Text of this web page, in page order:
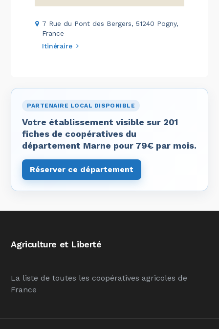
7 Rue du Pont des Bergers, 51240 Pogny,
France
Itinéraire
PARTENAIRE LOCAL DISPONIBLE
Votre établissement visible sur 201
fiches de coopératives du
département Marne pour 79€ par mois.
Réserver ce département
Agriculture et Liberté
La liste de toutes les coopératives agricoles de
France